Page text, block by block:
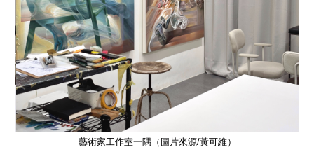
藝術家工作室一隅（圖片來源/黃可維）